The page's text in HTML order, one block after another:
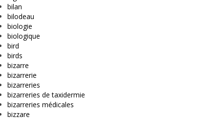
bilan
bilodeau
biologie
biologique
bird
birds
bizarre
bizarrerie
bizarreries
bizarreries de taxidermie
bizarreries médicales
bizzare